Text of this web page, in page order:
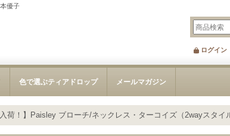
優子
ログイン
色で選ぶティアドロップ メールマガジン
入荷！】Paisley ブローチ/ネックレス・ターコイズ（2wayスタイ